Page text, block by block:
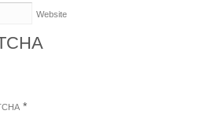
Website
*